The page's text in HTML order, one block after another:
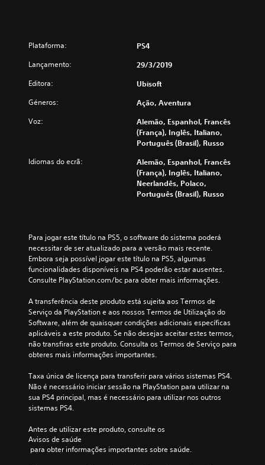
Plataforma: PS4
Lançamento: 29/3/2019
Editora: Ubisoft
Géneros: Ação, Aventura
Voz:
Alemão, Espanhol, Francês
(França), Inglês, Italiano,
Português (Brasil), Russo
Idiomas do ecrã:
Alemão, Espanhol, Francês
(França), Inglês, Italiano,
Neerlandês, Polaco,
Português (Brasil), Russo
Para jogar este título na PS5, o software do sistema poderá
necessitar de ser atualizado para a versão mais recente.
Embora seja possível jogar este título na PS5, algumas
funcionalidades disponíveis na PS4 poderão estar ausentes.
Consulte PlayStation.com/bc para obter mais informações.
A transferência deste produto está sujeita aos Termos de
Serviço da PlayStation e aos nossos Termos de Utilização do
Software, além de quaisquer condições adicionais específicas
aplicáveis a este produto. Se não desejas aceitar estes termos,
não transfiras este produto. Consulta os Termos de Serviço para
obteres mais informações importantes.
Taxa única de licença para transferir para vários sistemas PS4.
Não é necessário iniciar sessão na PlayStation para utilizar na
sua PS4 principal, mas é necessário para utilizar nos outros
sistemas PS4.
Antes de utilizar este produto, consulte os
Avisos de saúde
para obter informações importantes sobre saúde.